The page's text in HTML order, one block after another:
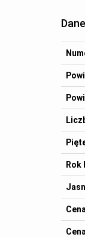
Rok